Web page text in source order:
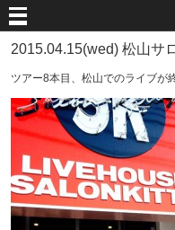
2015.04.15(wed) 松山サ
ツアー8本目、松山でのライブが